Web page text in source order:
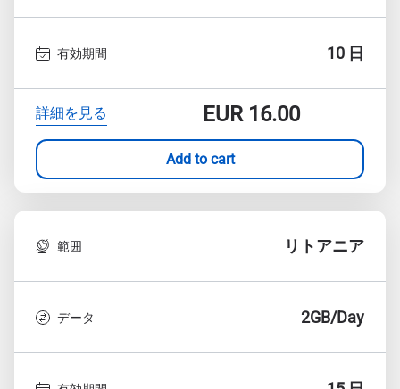
有効期間 10 日
詳細を見る EUR16.00
Add to cart
範囲 リトアニア
データ 2GB/Day